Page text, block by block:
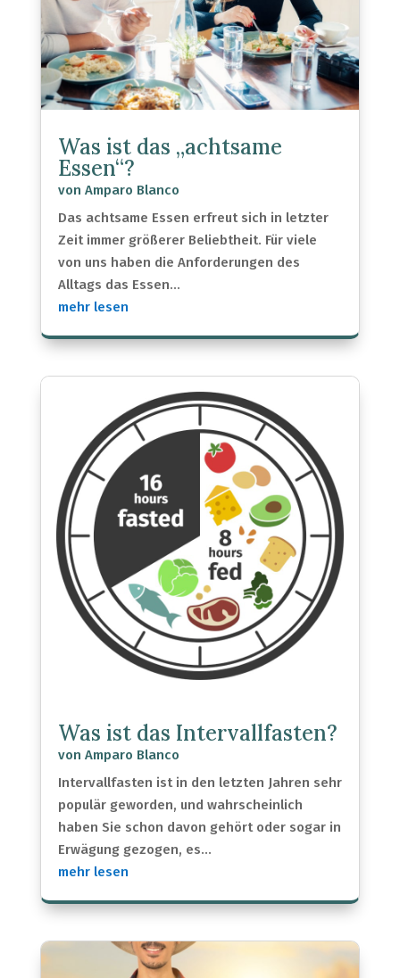
Was ist das „achtsame
Essen“?
von Amparo Blanco
Das achtsame Essen erfreut sich in letzter
Zeit immer größerer Beliebtheit. Für viele
von uns haben die Anforderungen des
Alltags das Essen...
mehr lesen
Was ist das Intervallfasten?
von Amparo Blanco
Intervallfasten ist in den letzten Jahren sehr
populär geworden, und wahrscheinlich
haben Sie schon davon gehört oder sogar in
Erwägung gezogen, es...
mehr lesen